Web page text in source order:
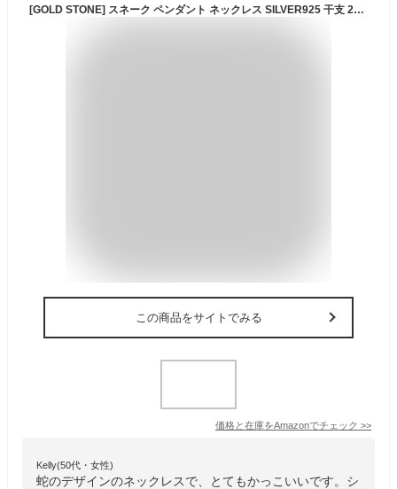
[GOLD STONE] スネーク ペンダント ネックレス SILVER925 干支 2025年 巳年 トップ 金属アレルギー対応 へび 蛇 爬虫類 おしゃれ かっこいい メンズ レディース ホワイトデー
この商品をサイトでみる
価格と在庫をAmazonでチェック >>
Kelly(50代・女性)
蛇のデザインのネックレスで、とてもかっこいいです。シ